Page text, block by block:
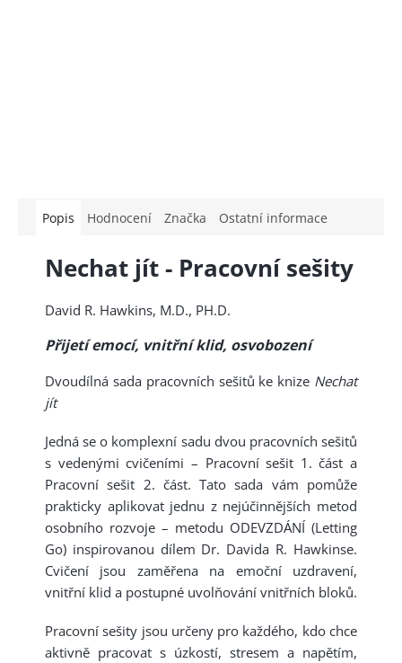
Popis Hodnocení Značka Ostatní informace
Nechat jít - Pracovní sešity
David R. Hawkins, M.D., PH.D.
Přijetí emocí, vnitřní klid, osvobození
Dvoudílná sada pracovních sešitů ke knize Nechat
jít
Jedná se o komplexní sadu dvou pracovních sešitů
s vedenými cvičeními – Pracovní sešit 1. část a
Pracovní sešit 2. část. Tato sada vám pomůže
prakticky aplikovat jednu z nejúčinnějších metod
osobního rozvoje – metodu ODEVZDÁNÍ (Letting
Go) inspirovanou dílem Dr. Davida R. Hawkinse.
Cvičení jsou zaměřena na emoční uzdravení,
vnitřní klid a postupné uvolňování vnitřních bloků.
Pracovní sešity jsou určeny pro každého, kdo chce
aktivně pracovat s úzkostí, stresem a napětím,